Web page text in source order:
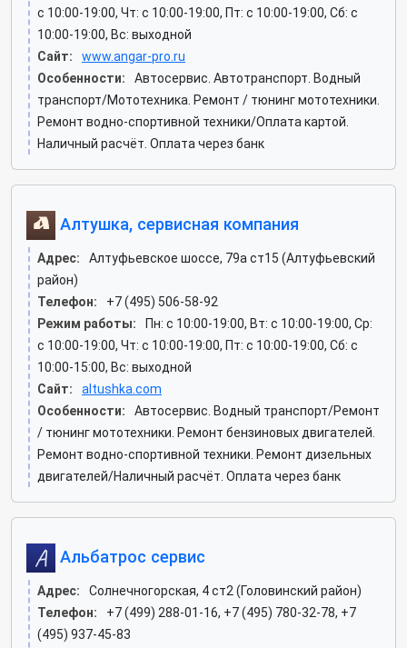
c 10:00-19:00, Чт: c 10:00-19:00, Пт: c 10:00-19:00, Сб: c
10:00-19:00, Вс: выходной
Сайт:
www.angar-pro.ru
Особенности:
Автосервис. Автотранспорт. Водный
транспорт/Мототехника. Ремонт / тюнинг мототехники.
Ремонт водно-спортивной техники/Оплата картой.
Наличный расчёт. Оплата через банк
Алтушка, сервисная компания
Адрес:
Алтуфьевское шоссе, 79а ст15 (Алтуфьевский
район)
Телефон:
+7 (495) 506-58-92
Режим работы:
Пн: c 10:00-19:00, Вт: c 10:00-19:00, Ср:
c 10:00-19:00, Чт: c 10:00-19:00, Пт: c 10:00-19:00, Сб: c
10:00-15:00, Вс: выходной
Сайт:
altushka.com
Особенности:
Автосервис. Водный транспорт/Ремонт
/ тюнинг мототехники. Ремонт бензиновых двигателей.
Ремонт водно-спортивной техники. Ремонт дизельных
двигателей/Наличный расчёт. Оплата через банк
Альбатрос сервис
Адрес:
Солнечногорская, 4 ст2 (Головинский район)
Телефон:
+7 (499) 288-01-16, +7 (495) 780-32-78, +7
(495) 937-45-83